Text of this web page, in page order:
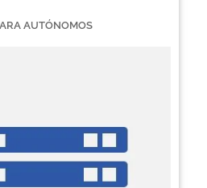
AUTÓNOMOS